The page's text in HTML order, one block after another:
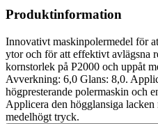
Produktinformation
Innovativt maskinpolermedel för
ytor och för att effektivt avlägsna
kornstorlek på P2000 och uppåt
Avverkning: 6,0 Glans: 8,0.
högpresterande polermaskin och
Applicera den högglansiga lacken
medelhögt tryck.